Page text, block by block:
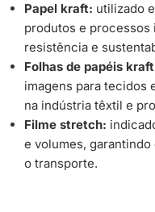
Papel kraft: utilizado
produtos e
resistência e
Folhas de papéis
imagens para tecidos
na indústria têxtil e
Filme stretch:
e volumes,
o transporte.